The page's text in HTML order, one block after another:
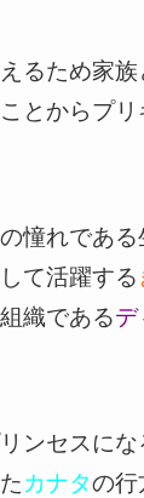
るため家
とからプリ
憧れであ
て活躍する
織であるデ
ンセスに
カナタの行